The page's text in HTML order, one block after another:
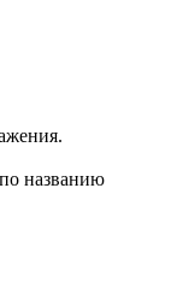
названию